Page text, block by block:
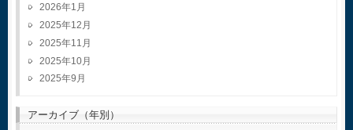
2026年1月
2025年12月
2025年11月
2025年10月
2025年9月
アーカイブ（年別）